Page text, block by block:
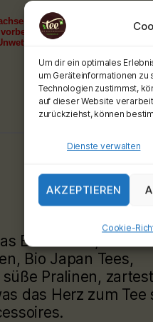
Um dir ein optimales
um Geräteinformationen zu
Technologien zustimmst,
auf dieser Website
zurückziehst, können
Dienste verwalten
AKZEPTIEREN
Cookie-
Besondere, über
Bio Japan Tees,
Pralinen,
das Herz zum Tee